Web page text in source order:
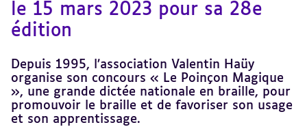
le 15 mars 2023 pour sa 28e
édition
Depuis 1995, l’association Valentin Haüy
organise son concours « Le Poinçon Magique
», une grande dictée nationale en braille, pour
promouvoir le braille et de favoriser son usage
et son apprentissage.